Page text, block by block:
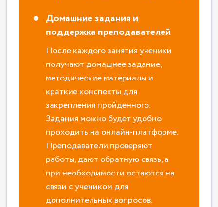
Домашние задания и
поддержка преподавателей
После каждого занятия ученики
получают домашнее задание,
методические материалы и
краткие конспекты для
закрепления пройденного.
Задания можно будет удобно
проходить на онлайн-платформе.
Преподаватели проверяют
работы, дают обратную связь, а
при необходимости остаются на
связи с учеником для
дополнительных вопросов.